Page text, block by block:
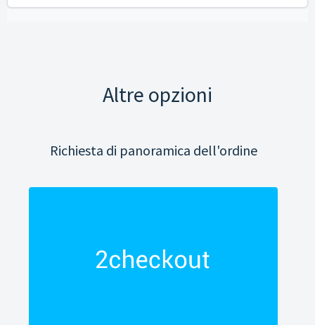
Altre opzioni
Richiesta di panoramica dell'ordine